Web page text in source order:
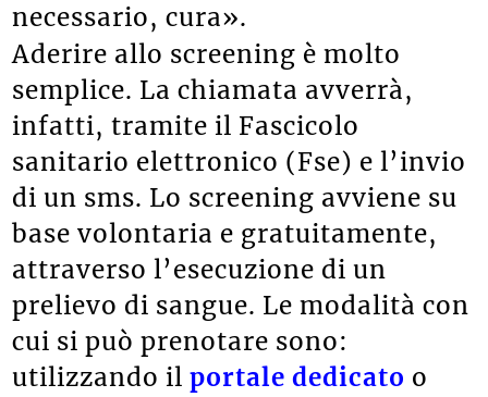
necessario, cura».
Aderire allo screening è molto
semplice. La chiamata avverrà,
infatti, tramite il Fascicolo
sanitario elettronico (Fse) e l’invio
di un sms. Lo screening avviene su
base volontaria e gratuitamente,
attraverso l’esecuzione di un
prelievo di sangue. Le modalità con
cui si può prenotare sono:
utilizzando ilportale dedicato o